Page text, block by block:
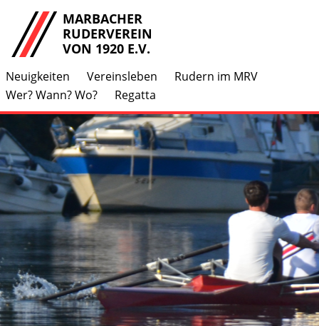
MARBACHER
RUDERVEREIN
VON 1920 E.V.
Neuigkeiten Vereinsleben
Rudern im MRV
Wer? Wann? Wo?
Regatta